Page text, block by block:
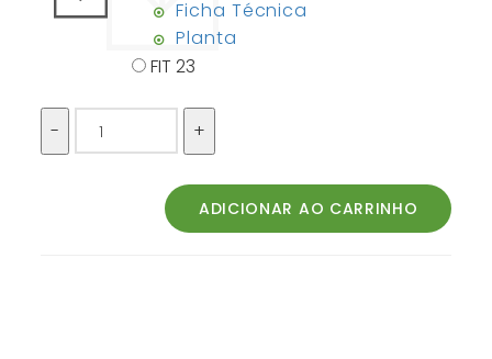
Ficha Técnica
Planta
FIT 23